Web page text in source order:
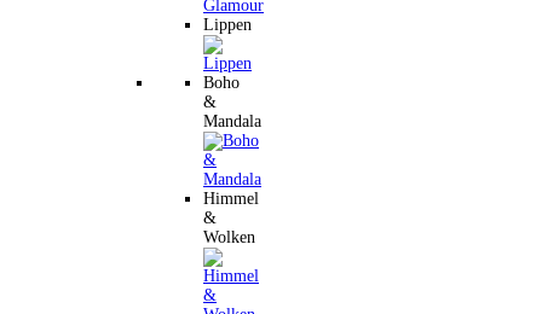
Lippen
Boho
&
Mandala
Himmel
&
Wolken